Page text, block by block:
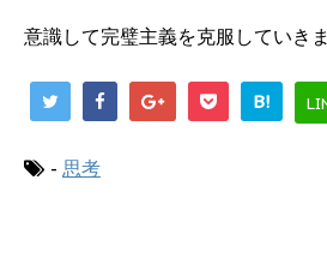
意識して完璧主義を克服していき
B!
- 思考